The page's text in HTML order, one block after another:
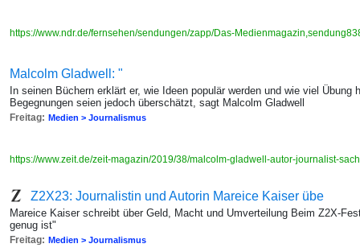
https://www.ndr.de/fernsehen/sendungen/zapp/Das-
Malcolm Gladwell: "
In seinen Büchern erklärt er, wie Ideen populär werden und wie viel Übung
Begegnungen seien jedoch überschätzt, sagt Malcolm Gladwell
Freitag: Medien > Journalismus
https://www.zeit.de/zeit-magazin/2019/38/malcolm-gladwell-autor-journalist-
Z2X23: Journalistin und Autorin Mareice Kaiser übe
Mareice Kaiser schreibt über Geld, Macht und Umverteilung Beim Z2X-
genug ist"
Freitag: Medien > Journalismus